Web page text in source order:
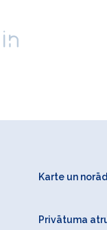
Karte un
Privātuma